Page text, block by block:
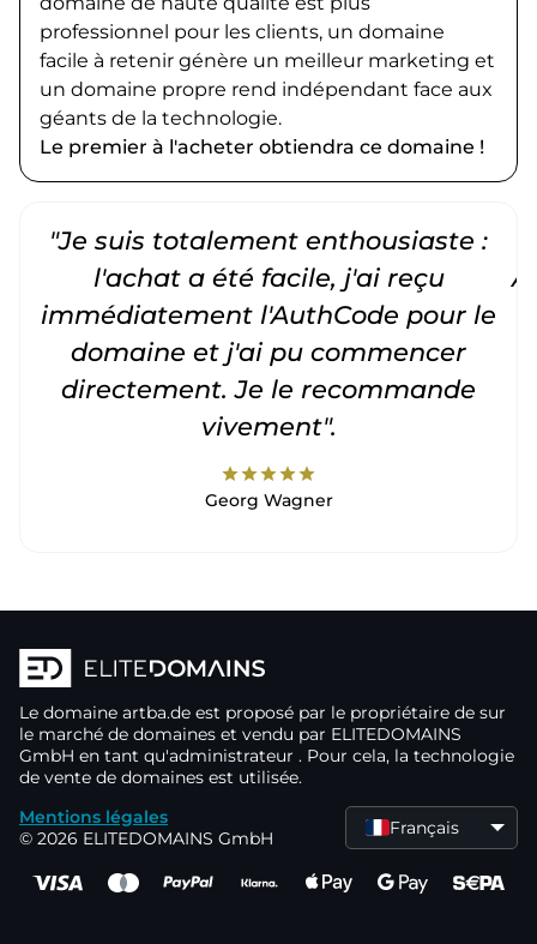
professionnel pour les clients, un domaine
facile à retenir génère un meilleur marketing et
un domaine propre rend indépendant face aux
géants de la technologie.
Le premier à l'acheter obtiendra ce domaine !
"Je suis totalement enthousiaste :
l'achat a été facile, j'ai reçu
immédiatement l'AuthCode pour le
domaine et j'ai pu commencer
directement. Je le recommande
vivement".
starstarstarstarstar
Georg Wagner
Le domaine artba.de est proposé par le propriétaire de sur
le marché de domaines et vendu par ELITEDOMAINS
GmbH en tant qu'administrateur . Pour cela, la technologie
de vente de domaines est utilisée.
Mentions légales
© 2026 ELITEDOMAINS GmbH
Français